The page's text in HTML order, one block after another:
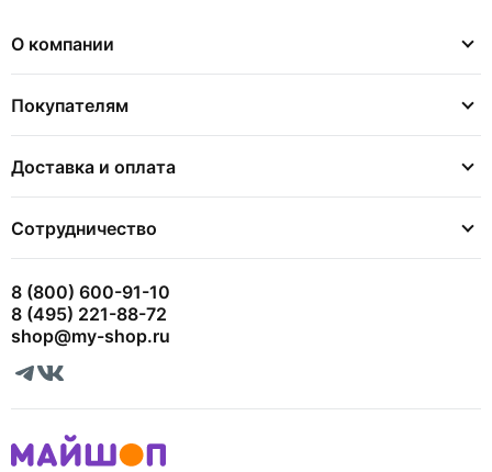
О компании
Покупателям
Доставка и оплата
Сотрудничество
8 (800) 600-91-10
8 (495) 221-88-72
shop@my-shop.ru